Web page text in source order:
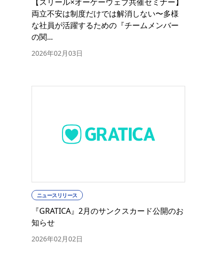
両立不安は制度だけでは解消しない〜多様
な社員が活躍するための『チームメンバー
の関...
2026年02月03日
ニュースリリース
『GRATICA』2月のサンクスカード公開のお
知らせ
2026年02月02日